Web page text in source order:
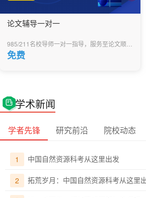
论文辅导一对一
免费
学术新闻
学者先锋 研究前沿 院校动态
1 中国自然资源科考从这里出发
2 拓荒岁月：中国自然资源科考从这里